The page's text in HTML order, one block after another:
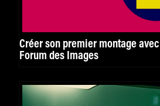
Créer son premier montage
Forum des Images